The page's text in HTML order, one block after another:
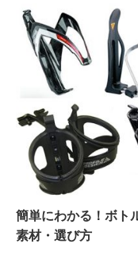
簡単にわかる！ボト
素材・選び方